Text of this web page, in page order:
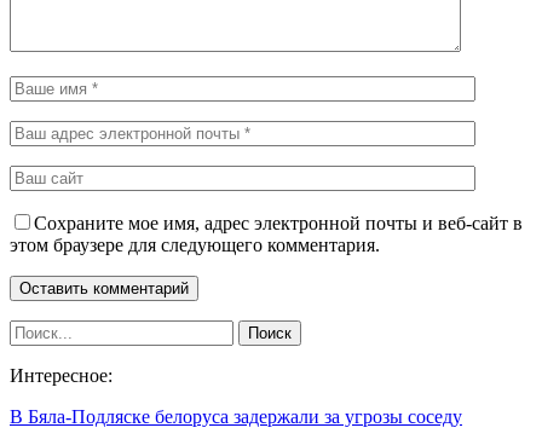
Сохраните мое имя, адрес электронной почты и веб-сайт в
этом браузере для следующего комментария.
Интересное:
В Бяла-Подляске белоруса задержали за угрозы соседу